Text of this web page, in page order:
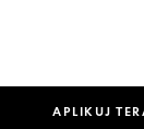
APLIKUJ